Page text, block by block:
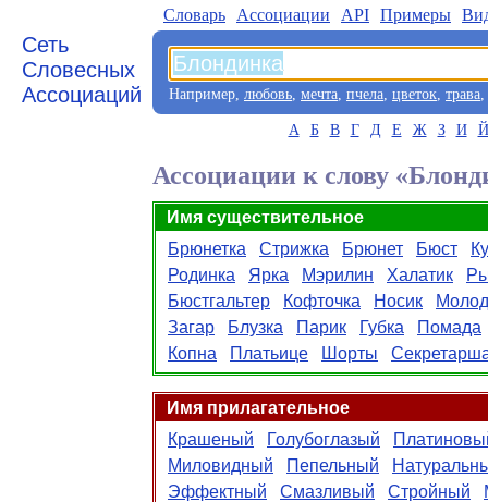
Сеть
Словесных
Ассоциаций
Словарь Aссоциации API Примеры
Например, любовь, мечта, пчела, цветок, трава,
А Б В Г Д Е Ж З И Й
Ассоциации к слову
Имя существительное
Брюнетка
Стрижка Брюнет Бюст
Родинка
Ярка Мэрилин Халатик
Бюстгальтер
Кофточка Носик
Загар
Блузка Парик Губка
Помада
Копна
Платьице Шорты
Имя прилагательное
Крашеный
Голубоглазый
Миловидный
Пепельный
Эффектный
Смазливый Стройный